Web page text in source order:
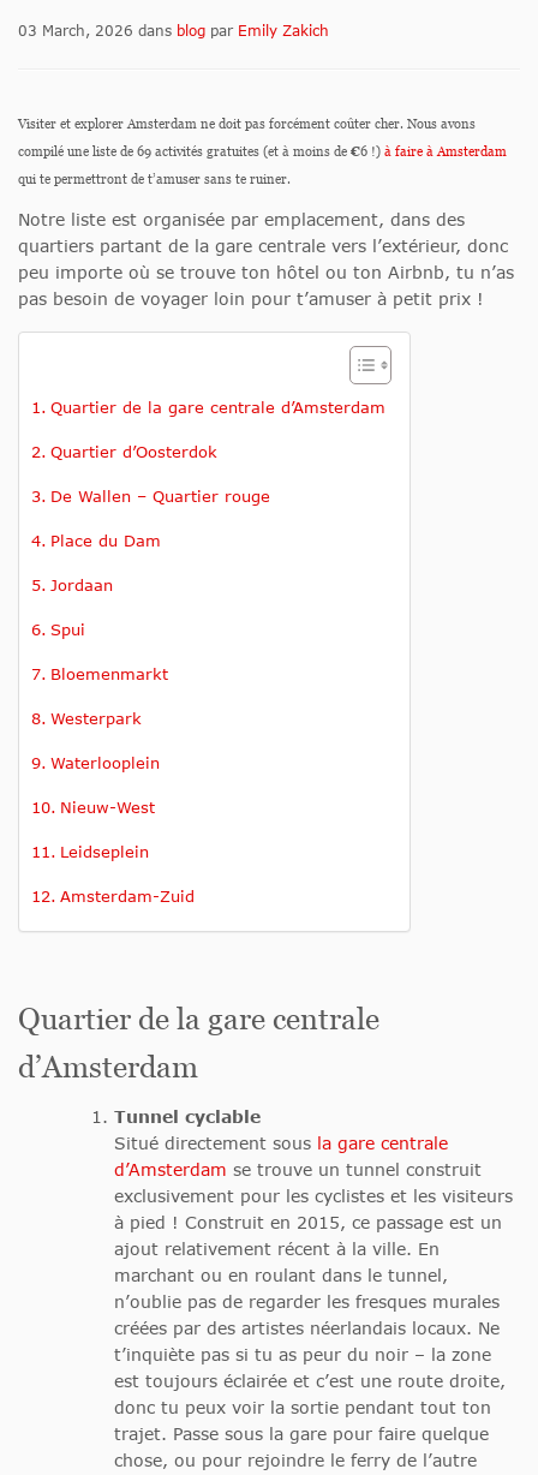
03 March, 2026 dans blog par Emily Zakich
Visiter et explorer Amsterdam ne doit pas forcément coûter cher. Nous avons
compilé une liste de 69 activités gratuites (et à moins de €6 !) à faire à Amsterdam
qui te permettront de t’amuser sans te ruiner.
Notre liste est organisée par emplacement, dans des
quartiers partant de la gare centrale vers l’extérieur, donc
peu importe où se trouve ton hôtel ou ton Airbnb, tu n’as
pas besoin de voyager loin pour t’amuser à petit prix !
Quartier de la gare centrale d’Amsterdam
Quartier d’Oosterdok
De Wallen – Quartier rouge
Place du Dam
Jordaan
Spui
Bloemenmarkt
Westerpark
Waterlooplein
Nieuw-West
Leidseplein
Amsterdam-Zuid
Quartier de la gare centrale
d’Amsterdam
Tunnel cyclable
Situé directement sous la gare centrale
d’Amsterdam se trouve un tunnel construit
exclusivement pour les cyclistes et les visiteurs
à pied ! Construit en 2015, ce passage est un
ajout relativement récent à la ville. En
marchant ou en roulant dans le tunnel,
n’oublie pas de regarder les fresques murales
créées par des artistes néerlandais locaux. Ne
t’inquiète pas si tu as peur du noir – la zone
est toujours éclairée et c’est une route droite,
donc tu peux voir la sortie pendant tout ton
trajet. Passe sous la gare pour faire quelque
chose, ou pour rejoindre le ferry de l’autre